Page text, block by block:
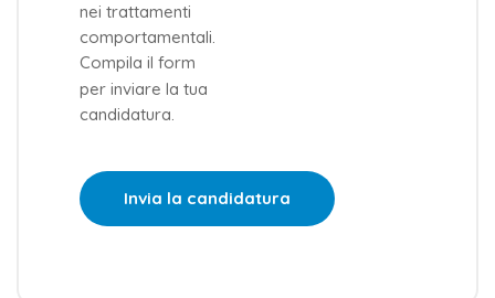
nei trattamenti
comportamentali.
Compila il form
per inviare la tua
candidatura.
Invia la candidatura